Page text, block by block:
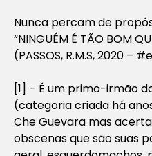
Nunca percam de
“NINGUÉM É TÃO BOM
(PASSOS, R.M.S, 2020 –
[1] – É um primo-irmão
(categoria criada há
Che Guevara mas
obscenas que são suas